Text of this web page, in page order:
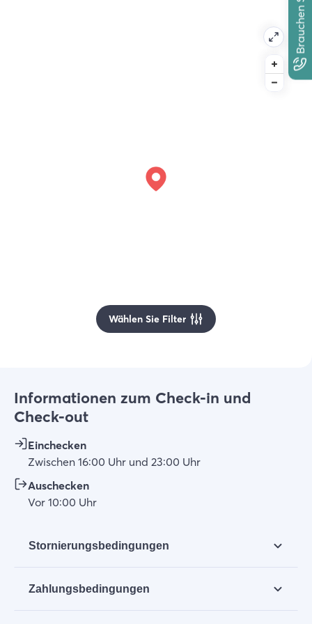
Wählen Sie Filter
Informationen zum Check-in und
Check-out
Einchecken
Zwischen 16:00 Uhr und 23:00 Uhr
Auschecken
Vor 10:00 Uhr
Stornierungsbedingungen
durch den Mieter kostenlos storniert werden. Alle
Zahlungsbedingungen